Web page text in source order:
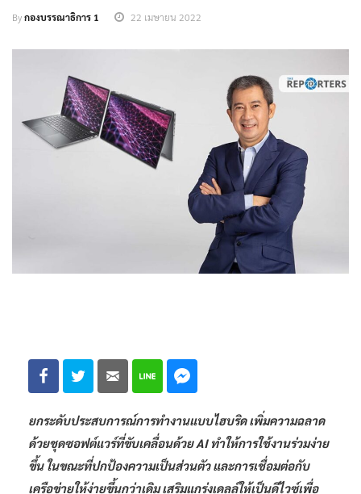
Byกองบรรณาธิการ 1 22 เมษายน 2022
ยกระดับประสบการณ์การทำงานแบบไฮบริด เพิ่มความฉลาด
ด้วยชุดซอฟต์แวร์ที่ขับเคลื่อนด้วย AI ทำให้การใช้งานร่วมง่าย
ขึ้น ในขณะที่ปกป้องความเป็นส่วนตัว และการเชื่อมต่อกับ
เครือข่ายให้ง่ายขึ้นกว่าเดิม เสริมแกร่งเดลล์ให้เป็นดีไวซ์เพื่อ